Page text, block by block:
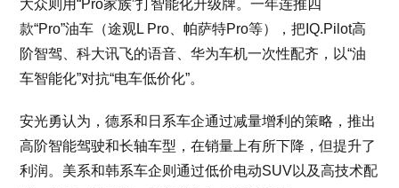
大众则用“Pro家族”打智能化升级牌。一年连推四
款“Pro”油车（途观L Pro、帕萨特Pro等），把IQ.Pilot高
阶智驾、科大讯飞的语音、华为车机一次性配齐，以“油
车智能化”对抗“电车低价化”。
安光勇认为，德系和日系车企通过减量增利的策略，推出
高阶智能驾驶和长轴车型，在销量上有所下降，但提升了
利润。美系和韩系车企则通过低价电动SUV以及高技术配